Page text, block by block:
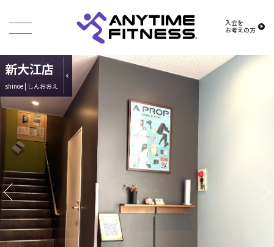
入会を
お考えの方
新大江店
shinoe | しんおおえ